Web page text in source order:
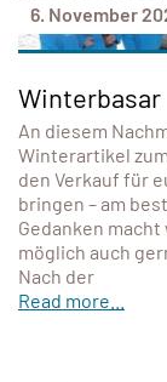
6. November
Winterbasar
An diesem
Winterartikel
den Verkauf für
bringen – am
Gedanken
möglich auch
Nach der
Read more...